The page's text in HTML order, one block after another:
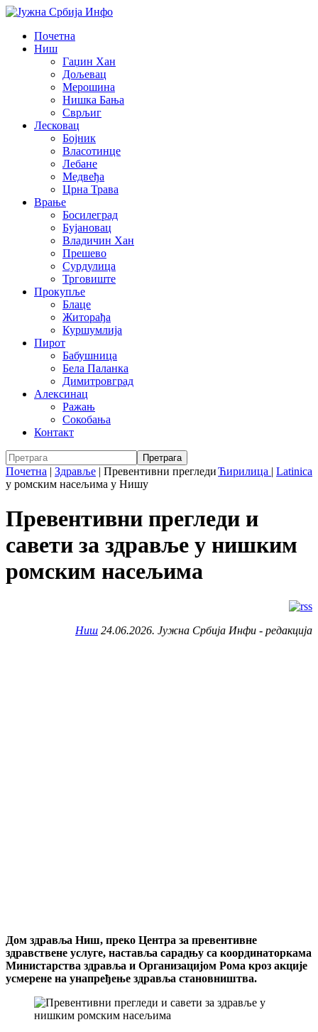
Почетна
Ниш
Гаџин Хан
Дољевац
Мерошина
Нишка Бања
Сврљиг
Лесковац
Бојник
Власотинце
Лебане
Медвеђа
Црна Трава
Врање
Босилеград
Бујановац
Владичин Хан
Прешево
Сурдулица
Трговиште
Прокупље
Блаце
Житорађа
Куршумлија
Пирот
Бабушница
Бела Паланка
Димитровград
Алексинац
Ражањ
Сокобања
Контакт
Ћирилица | Latinica
Почетна | Здравље | Превентивни прегледи
у ромским насељима у Нишу
Превентивни прегледи и
савети за здравље у нишким
ромским насељима
Ниш 24.06.2026. Јужна Србија Инфи - редакција
Дом здравља Ниш, преко Центра за превентивне
здравствене услуге, наставља сарадњу са координаторкама
Министарства здравља и Организацијом Рома кроз акције
усмерене на унапређење здравља становништва.